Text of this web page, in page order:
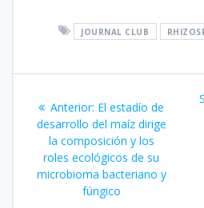
JOURNAL CLUB
de
entradas
Anterior: Entrada
anterior:
El estadío de
desarrollo del maíz dirige
la composición y los
roles ecológicos de su
microbioma bacteriano y
fúngico